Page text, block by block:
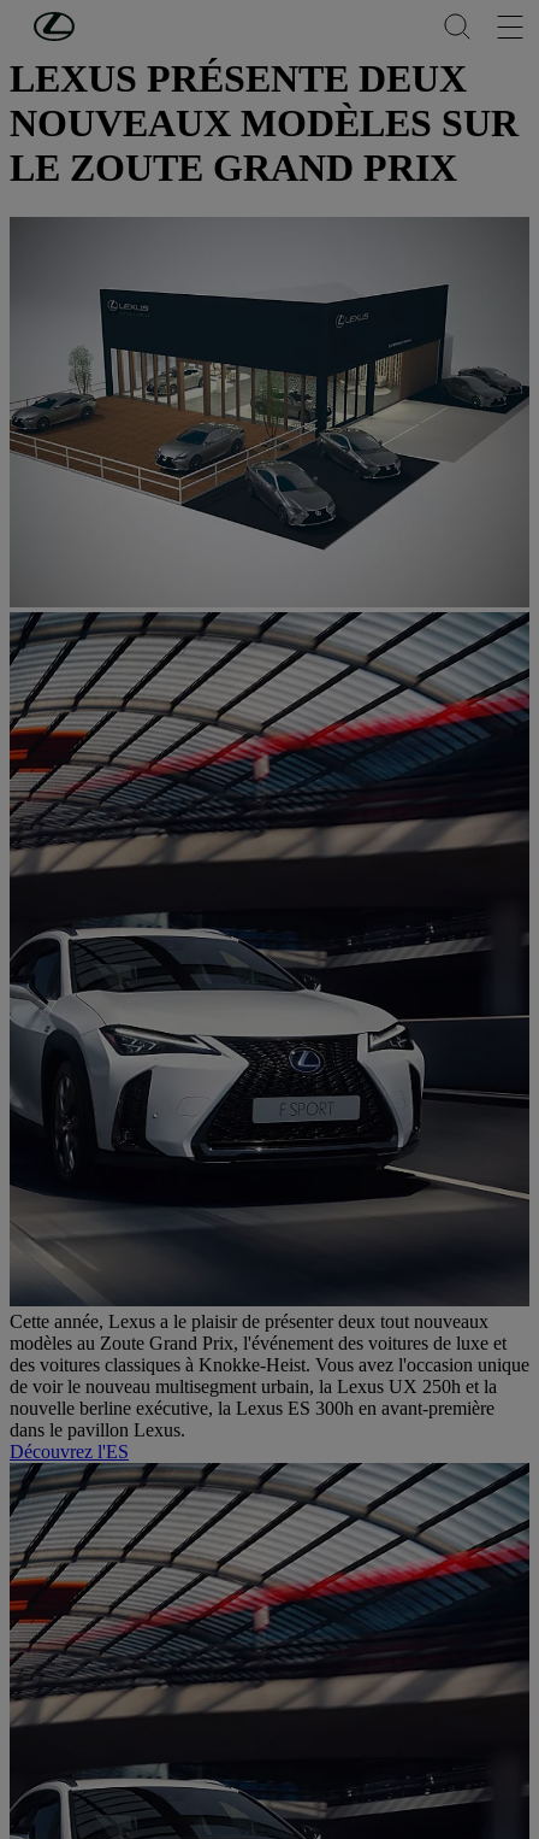
Passer au contenu principal
LEXUS PRÉSENTE DEUX
NOUVEAUX MODÈLES SUR
LE ZOUTE GRAND PRIX
Cette année, Lexus a le plaisir de présenter deux tout nouveaux
modèles au Zoute Grand Prix, l'événement des voitures de luxe et
des voitures classiques à Knokke-Heist. Vous avez l'occasion unique
de voir le nouveau multisegment urbain, la Lexus UX 250h et la
nouvelle berline exécutive, la Lexus ES 300h en avant-première
dans le pavillon Lexus.
Découvrez l'ES